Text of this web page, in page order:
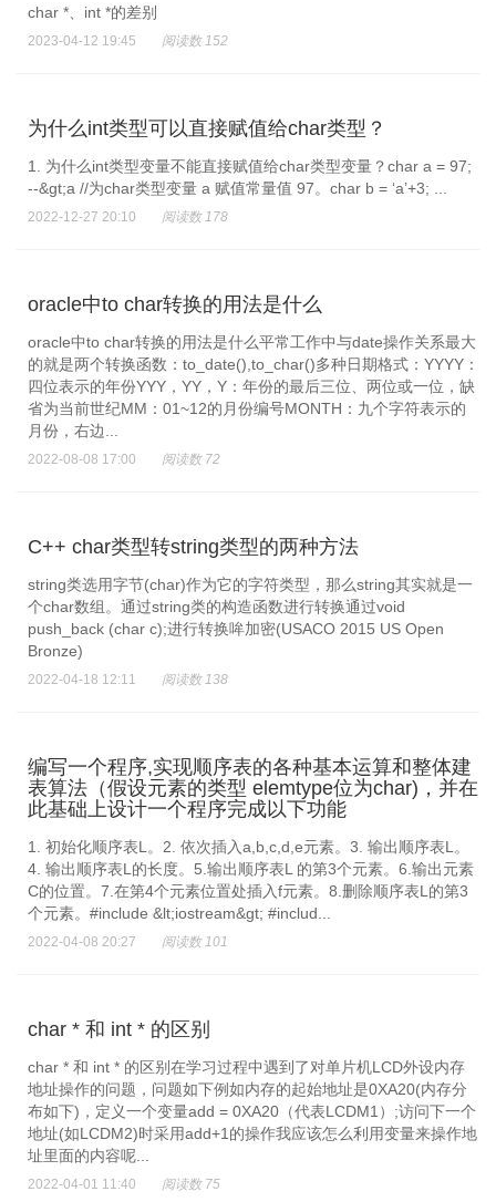
char *、int *的差别
2023-04-12 19:45 阅读数 152
为什么int类型可以直接赋值给char类型？
1. 为什么int类型变量不能直接赋值给char类型变量？char a = 97;
--&gt;a //为char类型变量 a 赋值常量值 97。char b = ‘a’+3; ...
2022-12-27 20:10 阅读数 178
oracle中to char转换的用法是什么
oracle中to char转换的用法是什么平常工作中与date操作关系最大
的就是两个转换函数：to_date(),to_char()多种日期格式：YYYY：
四位表示的年份YYY，YY，Y：年份的最后三位、两位或一位，缺
省为当前世纪MM：01~12的月份编号MONTH：九个字符表示的
月份，右边...
2022-08-08 17:00 阅读数 72
C++ char类型转string类型的两种方法
string类选用字节(char)作为它的字符类型，那么string其实就是一
个char数组。通过string类的构造函数进行转换通过void
push_back (char c);进行转换哞加密(USACO 2015 US Open
Bronze)
2022-04-18 12:11 阅读数 138
编写一个程序,实现顺序表的各种基本运算和整体建
表算法（假设元素的类型 elemtype位为char)，并在
此基础上设计一个程序完成以下功能
1. 初始化顺序表L。2. 依次插入a,b,c,d,e元素。3. 输出顺序表L。
4. 输出顺序表L的长度。5.输出顺序表L 的第3个元素。6.输出元素
C的位置。7.在第4个元素位置处插入f元素。8.删除顺序表L的第3
个元素。#include &lt;iostream&gt; #includ...
2022-04-08 20:27 阅读数 101
char * 和 int * 的区别
char * 和 int * 的区别在学习过程中遇到了对单片机LCD外设内存
地址操作的问题，问题如下例如内存的起始地址是0XA20(内存分
布如下)，定义一个变量add = 0XA20（代表LCDM1）;访问下一个
地址(如LCDM2)时采用add+1的操作我应该怎么利用变量来操作地
址里面的内容呢...
2022-04-01 11:40 阅读数 75